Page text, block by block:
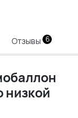
Отзывы 6
низкой